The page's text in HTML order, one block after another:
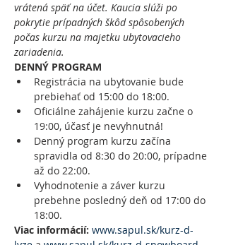
vrátená späť na účet. Kaucia slúži po
pokrytie prípadných škôd spôsobených
počas kurzu na majetku ubytovacieho
zariadenia.
DENNÝ PROGRAM
Registrácia na ubytovanie bude
prebiehať od 15:00 do 18:00.
Oficiálne zahájenie kurzu začne o
19:00, účasť je nevyhnutná!
Denný program kurzu začína
spravidla od 8:30 do 20:00, prípadne
až do 22:00.
Vyhodnotenie a záver kurzu
prebehne posledný deň od 17:00 do
18:00.
Viac informácií: www.sapul.sk/kurz-d-